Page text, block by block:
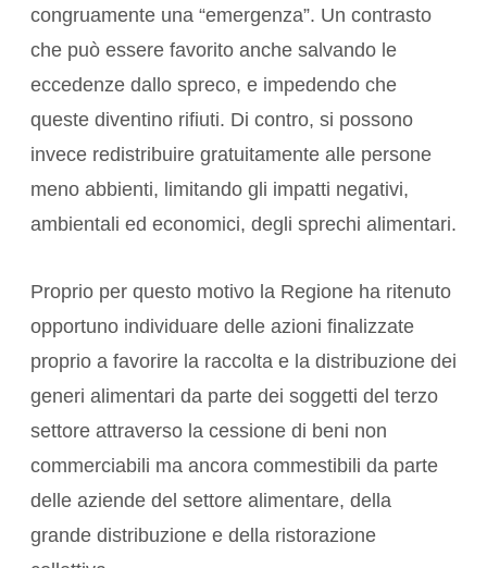
congruamente una “emergenza”. Un contrasto
che può essere favorito anche salvando le
eccedenze dallo spreco, e impedendo che
queste diventino rifiuti. Di contro, si possono
invece redistribuire gratuitamente alle persone
meno abbienti, limitando gli impatti negativi,
ambientali ed economici, degli sprechi alimentari.
Proprio per questo motivo la Regione ha ritenuto
opportuno individuare delle azioni finalizzate
proprio a favorire la raccolta e la distribuzione dei
generi alimentari da parte dei soggetti del terzo
settore attraverso la cessione di beni non
commerciabili ma ancora commestibili da parte
delle aziende del settore alimentare, della
grande distribuzione e della ristorazione